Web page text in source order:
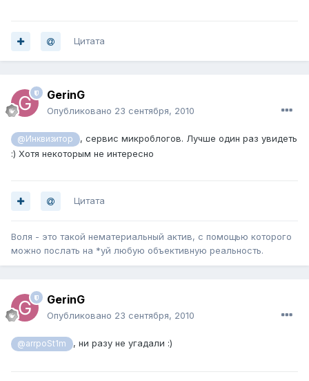
Цитата
GerinG
Опубликовано 23 сентября, 2010
@Инквизитор
, сервис микроблогов. Лучше один раз увидеть
:) Хотя некоторым не интересно
Цитата
Воля - это такой нематериальный актив, с помощью которого
можно послать на *уй любую объективную реальность.
GerinG
Опубликовано 23 сентября, 2010
@arrpoSt1m , ни разу не угадали :)